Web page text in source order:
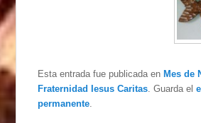
Esta entrada fue publicada enMes de
Fraternidad Iesus Caritas . Guarda el
permanente